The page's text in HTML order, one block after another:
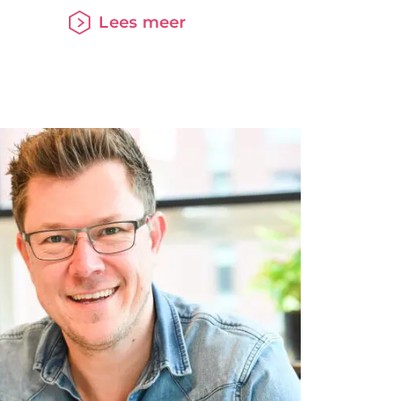
de
het
nemen van de certificaten voor
portaal. Om dit mogelijk te
maken gaat er op 1 december
een nieuwe versie
Lees meer